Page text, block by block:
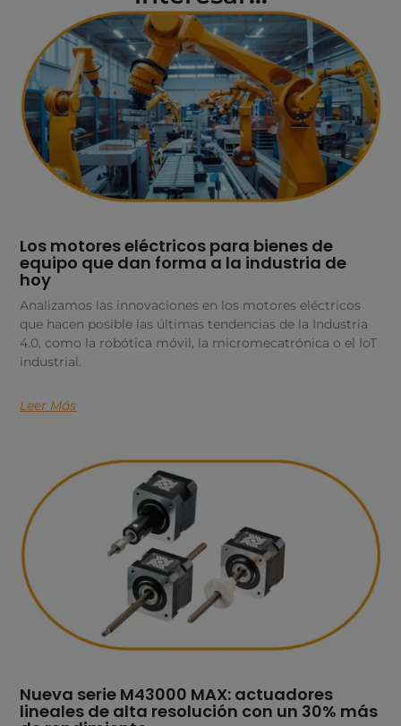
Los motores eléctricos para bienes de
equipo que dan forma a la industria de
hoy
Analizamos las innovaciones en los motores eléctricos
que hacen posible las últimas tendencias de la Industria
4.0, como la robótica móvil, la micromecatrónica o el IoT
industrial.
Leer Más
Nueva serie M43000 MAX: actuadores
lineales de alta resolución con un 30% más